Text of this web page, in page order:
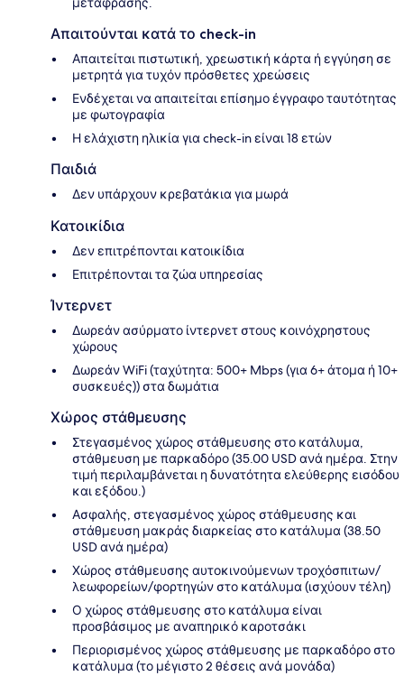
Απαιτούνται κατά το check-in
Απαιτείται πιστωτική, χρεωστική κάρτα ή εγγύηση σε
μετρητά για τυχόν πρόσθετες χρεώσεις
Ενδέχεται να απαιτείται επίσημο έγγραφο ταυτότητας
με φωτογραφία
Η ελάχιστη ηλικία για check-in είναι 18 ετών
Παιδιά
Δεν υπάρχουν κρεβατάκια για μωρά
Κατοικίδια
Δεν επιτρέπονται κατοικίδια
Επιτρέπονται τα ζώα υπηρεσίας
Ίντερνετ
Δωρεάν ασύρματο ίντερνετ στους κοινόχρηστους
χώρους
Δωρεάν WiFi (ταχύτητα: 500+ Mbps (για 6+ άτομα ή 10+
συσκευές)) στα δωμάτια
Χώρος στάθμευσης
Στεγασμένος χώρος στάθμευσης στο κατάλυμα,
στάθμευση με παρκαδόρο (35.00 USD ανά ημέρα. Στην
τιμή περιλαμβάνεται η δυνατότητα ελεύθερης εισόδου
και εξόδου.)
Ασφαλής, στεγασμένος χώρος στάθμευσης και
στάθμευση μακράς διαρκείας στο κατάλυμα (38.50
USD ανά ημέρα)
Χώρος στάθμευσης αυτοκινούμενων τροχόσπιτων/
λεωφορείων/φορτηγών στο κατάλυμα (ισχύουν τέλη)
Ο χώρος στάθμευσης στο κατάλυμα είναι
προσβάσιμος με αναπηρικό καροτσάκι
Περιορισμένος χώρος στάθμευσης με παρκαδόρο στο
κατάλυμα (το μέγιστο 2 θέσεις ανά μονάδα)